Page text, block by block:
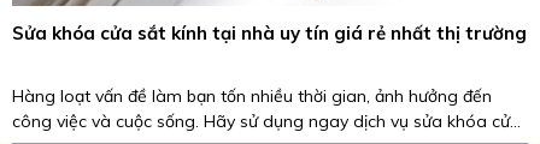
khóa cửa sắt kính tại nhà uy tín giá rẻ nhất thị trường
loạt vấn đề làm bạn tốn nhiều thời gian, ảnh hưởng đến
việc và cuộc sống. Hãy sử dụng ngay dịch vụ sửa khóa cửa